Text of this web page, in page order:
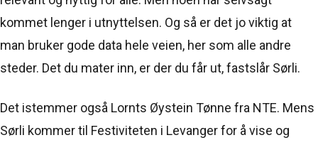
kommet lenger i utnyttelsen. Og så er det jo viktig at
man bruker gode data hele veien, her som alle andre
steder. Det du mater inn, er der du får ut, fastslår Sørli.
Det istemmer også Lornts Øystein Tønne fra NTE. Mens
Sørli kommer til Festiviteten i Levanger for å vise og